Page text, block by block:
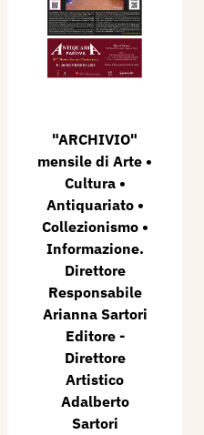
"ARCHIVIO"
mensile di Arte •
Cultura •
Antiquariato •
Collezionismo •
Informazione.
Direttore
Responsabile
Arianna Sartori
Editore -
Direttore
Artistico
Adalberto
Sartori